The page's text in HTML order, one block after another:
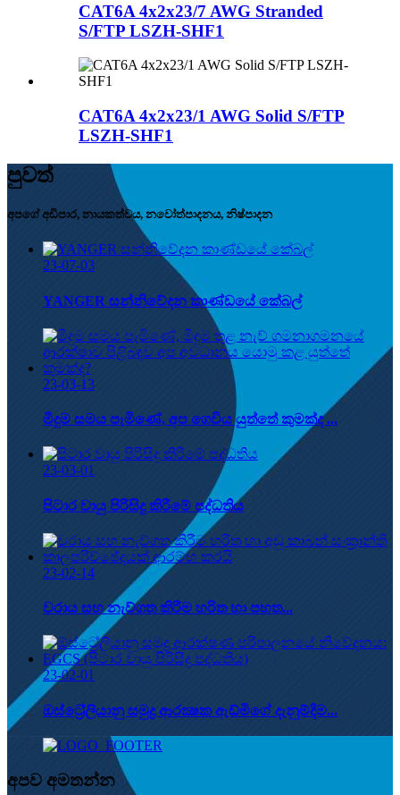
CAT6A 4x2x23/7 AWG Stranded
S/FTP LSZH-SHF1
CAT6A 4x2x23/1 AWG Solid S/FTP
LSZH-SHF1
පුවත්
අපගේ අඩිපාර, නායකත්වය, නවෝත්පාදනය, නිෂ්පාදන
23-07-03
YANGER සන්නිවේදන කාණ්ඩයේ කේබල්
23-03-13
මීදුම සමය පැමිණේ, අප ගෙවිය යුත්තේ කුමක්ද ...
23-03-01
පිටාර වායු පිරිසිදු කිරීමේ පද්ධතිය
23-02-14
වරාය සහ නැව්ගත කිරීම හරිත හා පහත...
23-02-01
ඔස්ට්‍රේලියානු සමුද්‍ර ආරක්‍ෂක ඇඩ්මිගේ දැනුම්දීම...
අපව අමතන්න